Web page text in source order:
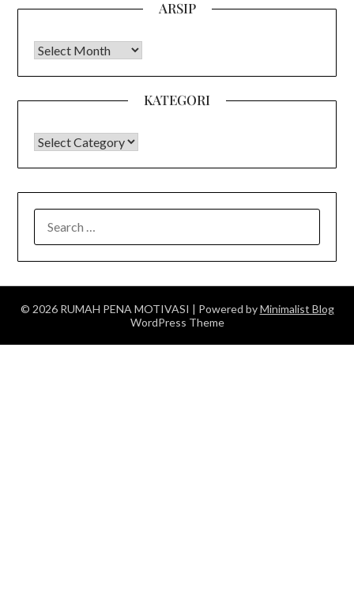
ARSIP
Arsip
KATEGORI
KATEGORI
FOR:
© 2026 RUMAH PENA MOTIVASI | Powered byMinimalist Blog
WordPress Theme